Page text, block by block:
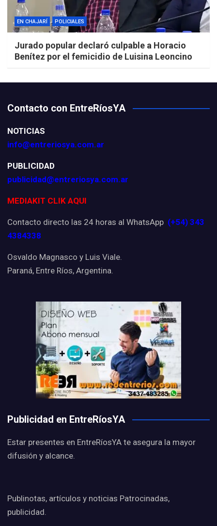
EN CHAJARÍ POLICIALES
Jurado popular declaró culpable a Horacio
Benítez por el femicidio de Luisina Leoncino
Contacto con EntreRíosYA
NOTICIAS
info@entreriosya.com.ar
PUBLICIDAD
publicidad@entreriosya.com.ar
MEDIAKIT CLIK AQUI
Contacto directo las 24 horas al WhatsApp (+54) 343
4384338
Osvaldo Magnasco y Luis Viale.
Paraná, Entre Ríos, Argentina.
Publicidad en EntreRíosYA
Estar presentes en EntreRíosYA te asegura la mayor
difusión y alcance.
Publinotas, artículos y noticias Patrocinadas,
publicidad.